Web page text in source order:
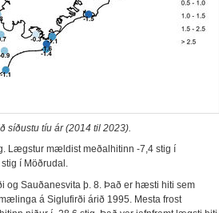
síðustu tíu ár (2014 til 2023).
Lægstur mældist meðalhitinn -7,4 stig í
í Möðrudal.
og Sauðanesvita þ. 8. Það er hæsti hiti sem
á Siglufirði árið 1995. Mesta frost